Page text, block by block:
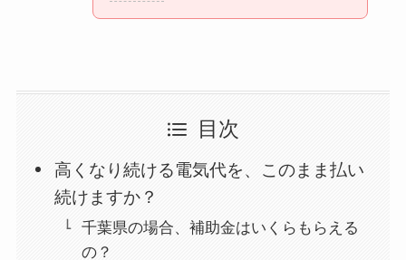
目次
高くなり続ける電気代を、このまま払い
続けますか？
千葉県の場合、補助金はいくらもらえる
の？